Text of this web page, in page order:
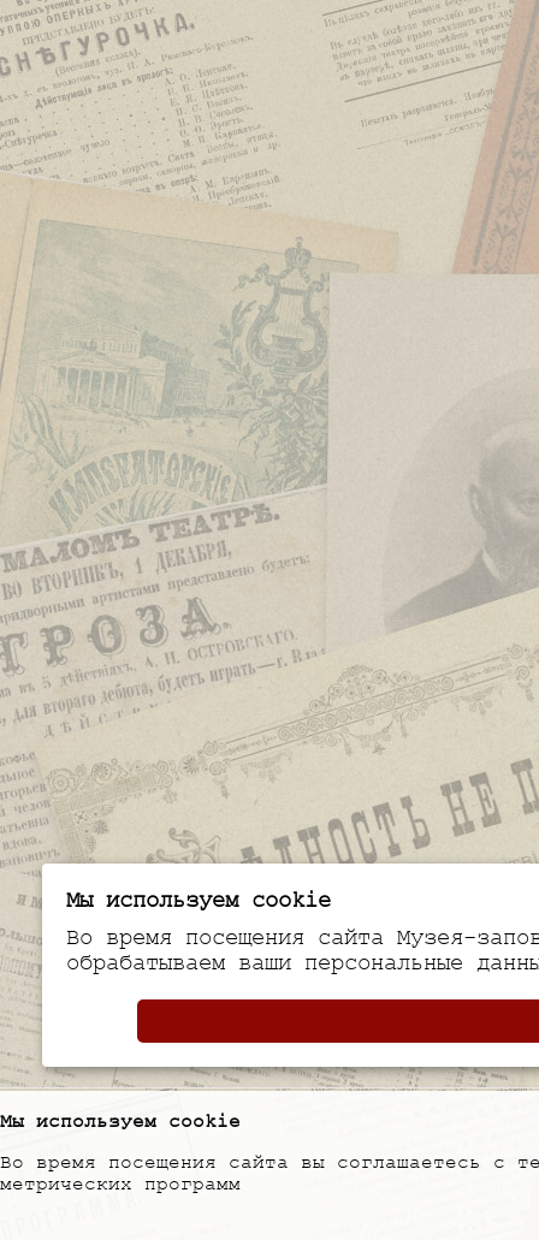
Мы используем cookie
Во время посещения сайта вы соглашаетесь с
метрических программ
Мы используем cookie
Во время посещения сайта Музея-
обрабатываем ваши персональные